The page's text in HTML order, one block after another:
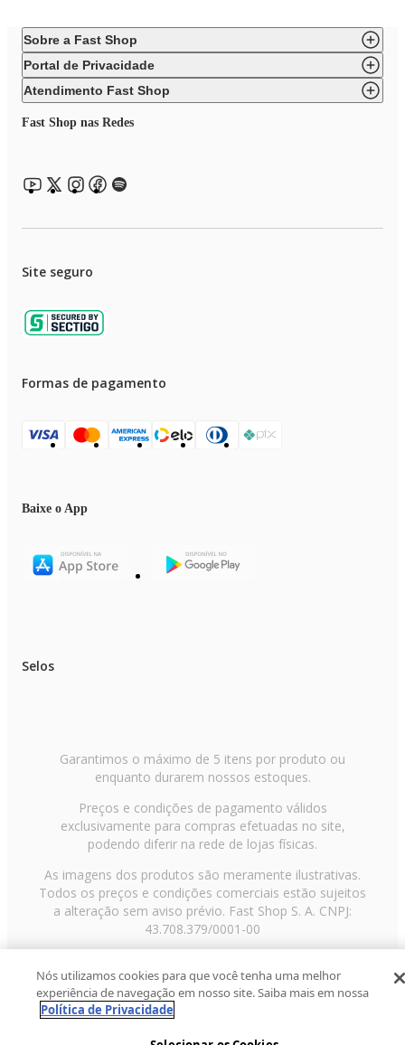
temperaturas de cozimento baixas a médias e mantém o calor de forma
eficaz, garantindo que o alimento permaneça quente por mais tempo.
Sobre a Fast Shop
Portal de Privacidade
Atendimento Fast Shop
Fast Shop nas Redes
Site seguro
Formas de pagamento
Baixe o App
Selos
Garantimos o máximo de 5 itens por produto ou
enquanto durarem nossos estoques.
Preços e condições de pagamento válidos
exclusivamente para compras efetuadas no site,
podendo diferir na rede de lojas físicas.
As imagens dos produtos são meramente ilustrativas.
Todos os preços e condições comerciais estão sujeitos
a alteração sem aviso prévio. Fast Shop S. A. CNPJ:
43.708.379/0001-00
Paulo/SP, CEP 02029-001, Telefone: 11 3003-3728 ©
2013 Fast Shop - Todos os direitos reservadosRF
Nós utilizamos cookies para que você tenha uma melhor
experiência de navegação em nosso site. Saiba mais em nossa
Política de Privacidade